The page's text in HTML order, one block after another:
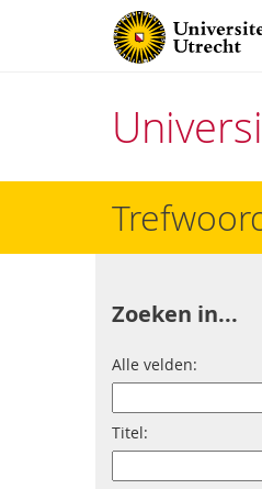
Zoeken in...
Alle velden:
Titel: